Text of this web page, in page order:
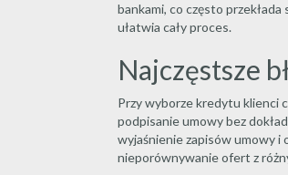
bankami, co często
ułatwia cały proces.
Najczęstsze
Przy wyborze kredytu klienci
podpisanie umowy bez
wyjaśnienie zapisów umowy i
nieporównywanie ofert z